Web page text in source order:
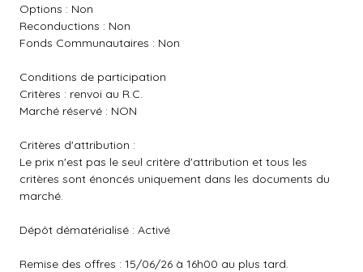
Options : Non
Reconductions : Non
Fonds Communautaires : Non
Conditions de participation
Critères : renvoi au R.C.
Marché réservé : NON
Critères d'attribution :
Le prix n'est pas le seul critère d'attribution et tous les
critères sont énoncés uniquement dans les documents du
marché.
Dépôt dématérialisé : Activé
Remise des offres : 15/06/26 à 16h00 au plus tard.